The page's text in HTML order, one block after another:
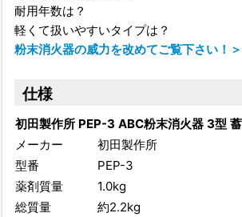
耐用年数は？
軽くて扱いやすいタイプは？
粉末消火器の威力を改めてご覧下さい！
仕様
初田製作所 PEP-3 ABC粉末消火器 3型
メーカー
初田製作所
型番
PEP-3
薬剤質量
1.0kg
総質量
約2.2kg